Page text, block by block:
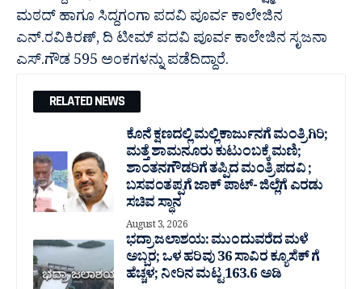
ಮಠದ್‌ ಹಾಗೂ ಸಿದ್ದಗಂಗಾ ಪದವಿ ಪೂರ್ವ ಕಾಲೇಜಿನ
ಎನ್‌.ರವಿಕಿರಣ್‌, ದಿ ಟೀಮ್‌ ಪದವಿ ಪೂರ್ವ ಕಾಲೇಜಿನ ಸೃಜನಾ
ಎಸ್‌.ಗೌಡ 595 ಅಂಕಗಳನ್ನು ಪಡೆದಿದ್ದಾರೆ.
RELATED NEWS
ಕೊನೆ ಕ್ಷಣದಲ್ಲಿ ಮಲ್ಲಿಕಾರ್ಜುನಗೆ ಮಂತ್ರಿಗಿರಿ;
ಮತ್ತೆ ಶಾಮನೂರು ಕುಟುಂಬಕ್ಕೆ ಮಣಿ;
ಶಾಂತನಗೌಡರಿಗೆ ತಪ್ಪಿದ ಮಂತ್ರಿ ಪದವಿ ;
ಬಸವಂತಪ್ಪಗೆ ಜಾಕ್ ಪಾಟ್- ಜಿಲ್ಲೆಗೆ ಎರಡು
ಸಚಿವ ಸ್ಥಾನ
August 3, 2026
ಭದ್ರಾ ಜಲಾಶಯ: ಮುಂದುವರೆದ ಮಳೆ
ಅಬ್ಬರ; ಒಳ ಹರಿವು 36 ಸಾವಿರ‌ ಕ್ಯೂಸೆಕ್ ಗೆ
ಹೆಚ್ಚಳ; ನೀರಿನ ಮಟ್ಟ 163.6 ಅಡಿ